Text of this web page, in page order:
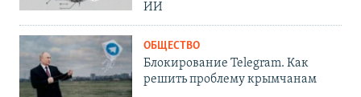
ИИ
ОБЩЕСТВО
Блокирование Telegram. Как
решить проблему крымчанам